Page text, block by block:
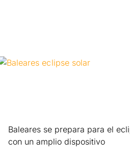
Baleares se prepara para el
con un amplio dispositivo